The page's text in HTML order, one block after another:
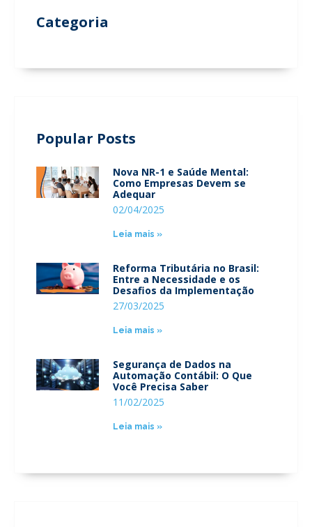
Categoria
Popular Posts
Nova NR-1 e Saúde Mental:
Como Empresas Devem se
Adequar
02/04/2025
Leia mais »
Reforma Tributária no Brasil:
Entre a Necessidade e os
Desafios da Implementação
27/03/2025
Leia mais »
Segurança de Dados na
Automação Contábil: O Que
Você Precisa Saber
11/02/2025
Leia mais »